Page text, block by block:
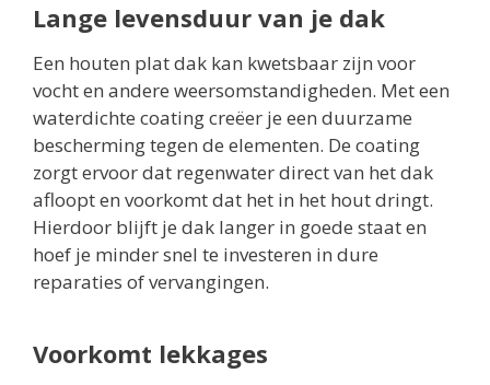
Lange levensduur van je dak
Een houten plat dak kan kwetsbaar zijn voor
vocht en andere weersomstandigheden. Met een
waterdichte coating creëer je een duurzame
bescherming tegen de elementen. De coating
zorgt ervoor dat regenwater direct van het dak
afloopt en voorkomt dat het in het hout dringt.
Hierdoor blijft je dak langer in goede staat en
hoef je minder snel te investeren in dure
reparaties of vervangingen.
Voorkomt lekkages